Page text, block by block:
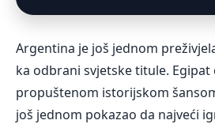
Argentina je još jednom
ka odbrani svjetske titule. Egipat
propuštenom istorijskom
još jednom pokazao da najveći